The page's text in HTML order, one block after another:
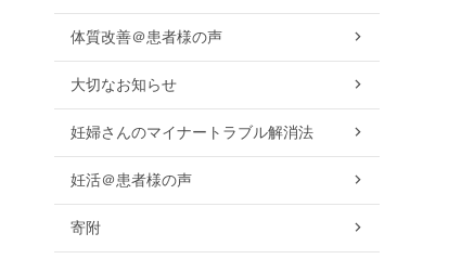
体質改善＠患者様の声
大切なお知らせ
妊婦さんのマイナートラブル解消法
妊活＠患者様の声
寄附